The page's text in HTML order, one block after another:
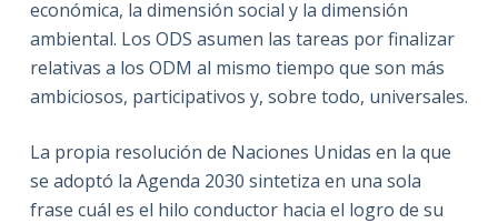
económica, la dimensión social y la dimensión
ambiental. Los ODS asumen las tareas por finalizar
relativas a los ODM al mismo tiempo que son más
ambiciosos, participativos y, sobre todo, universales.
La propia resolución de Naciones Unidas en la que
se adoptó la Agenda 2030 sintetiza en una sola
frase cuál es el hilo conductor hacia el logro de su